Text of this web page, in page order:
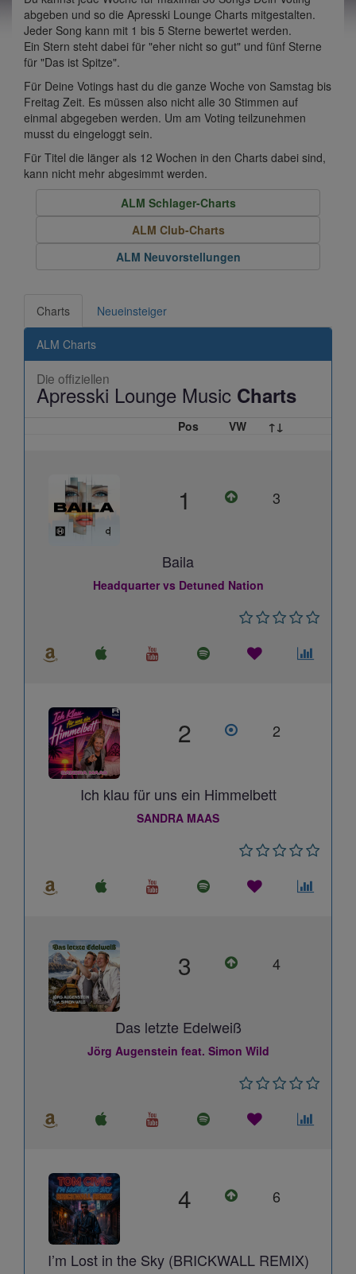
abgeben und so die Apresski Lounge Charts mitgestalten.
Jeder Song kann mit 1 bis 5 Sterne bewertet werden.
Ein Stern steht dabei für "eher nicht so gut" und fünf Sterne
für "Das ist Spitze".
Für Deine Votings hast du die ganze Woche von Samstag bis
Freitag Zeit. Es müssen also nicht alle 30 Stimmen auf
einmal abgegeben werden. Um am Voting teilzunehmen
musst du eingeloggt sein.
Für Titel die länger als 12 Wochen in den Charts dabei sind,
kann nicht mehr abgesimmt werden.
ALM Schlager-Charts
ALM Club-Charts
ALM Neuvorstellungen
Charts Neueinsteiger
ALM Charts
Die offiziellen
Apresski Lounge Music Charts
Pos VW ↑↓
1 3
Baila
Headquarter vs Detuned Nation
2 2
Ich klau für uns ein Himmelbett
SANDRA MAAS
3 4
Das letzte Edelweiß
Jörg Augenstein feat. Simon Wild
4 6
I’m Lost in the Sky (BRICKWALL REMIX)